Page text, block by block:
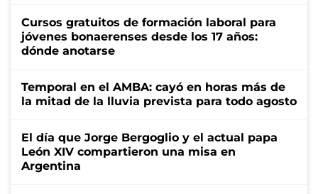
Cursos gratuitos de formación laboral para
jóvenes bonaerenses desde los 17 años:
dónde anotarse
Temporal en el AMBA: cayó en horas más de
la mitad de la lluvia prevista para todo agosto
El día que Jorge Bergoglio y el actual papa
León XIV compartieron una misa en
Argentina